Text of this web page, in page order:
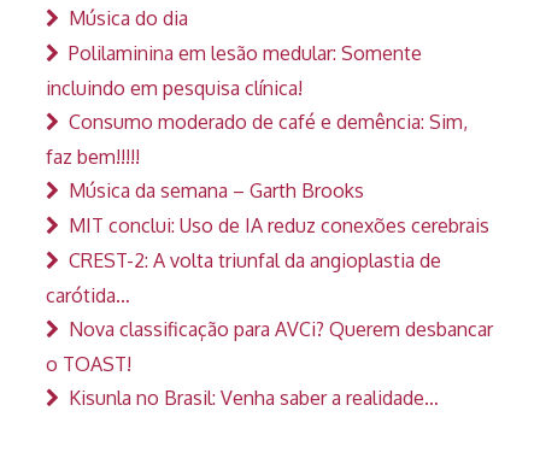
Música do dia
Polilaminina em lesão medular: Somente
incluindo em pesquisa clínica!
Consumo moderado de café e demência: Sim,
faz bem!!!!!
Música da semana – Garth Brooks
MIT conclui: Uso de IA reduz conexões cerebrais
CREST-2: A volta triunfal da angioplastia de
carótida…
Nova classificação para AVCi? Querem desbancar
o TOAST!
Kisunla no Brasil: Venha saber a realidade…